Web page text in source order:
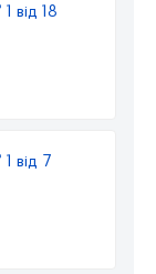
від 18
від 7